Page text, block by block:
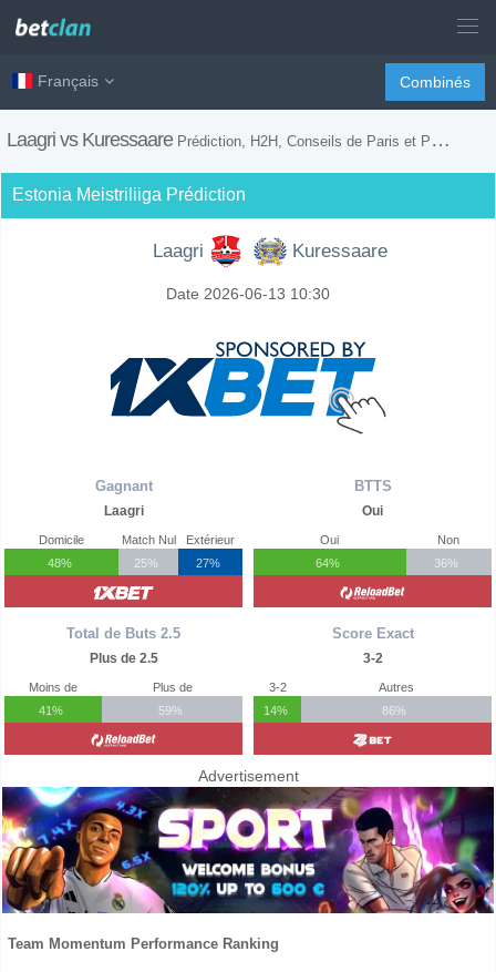
Français Combinés
Laagri vs Kuressaare Prédiction, H2H, Conseils de Paris et Prévision du Match
Estonia Meistriliiga Prédiction
Laagri Kuressaare
Date 2026-06-13 10:30
Gagnant
Laagri
Domicile
48%
Match Nul
25%
Extérieur
27%
Total de Buts 2.5
Plus de 2.5
Moins de
41%
Plus de
59%
BTTS
Oui
Oui
64%
Non
36%
Score Exact
3-2
3-2
14%
Autres
86%
Advertisement
Team Momentum Performance Ranking